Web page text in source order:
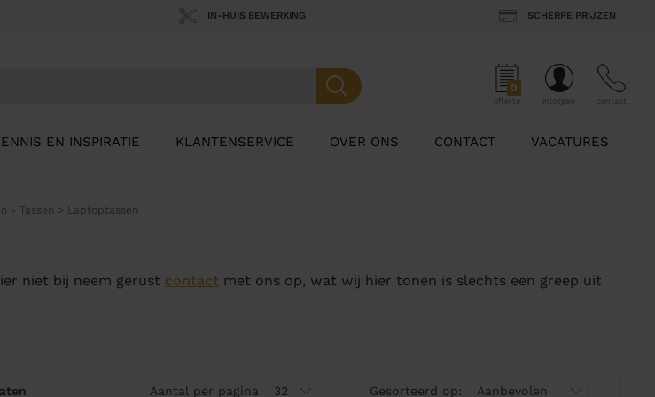
IN-HUIS BEWERKING SCHERPE PRIJZEN
0
offerte inloggen contact
EN INSPIRATIE KLANTENSERVICE OVER ONS CONTACT VACATURES
- Tassen > Laptoptassen
niet bij neem gerust contact met ons op, wat wij hier tonen is slechts een greep uit
Aantal per pagina Gesorteerd op: